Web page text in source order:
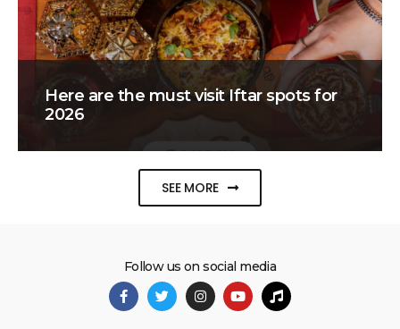
Here are the must visit Iftar spots for
2026
SEE MORE
Follow us on social media